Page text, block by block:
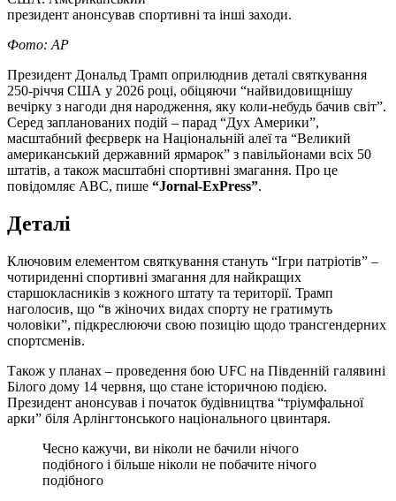
президент анонсував спортивні та інші заходи.
Фото: AP
Президент Дональд Трамп оприлюднив деталі святкування
250-річчя США у 2026 році, обіцяючи “найвидовищнішу
вечірку з нагоди дня народження, яку коли-небудь бачив світ”.
Серед запланованих подій – парад “Дух Америки”,
масштабний феєрверк на Національній алеї та “Великий
американський державний ярмарок” з павільйонами всіх 50
штатів, а також масштабні спортивні змагання. Про це
повідомляє ABC, пише “Jornal-ExPress”.
Деталі
Ключовим елементом святкування стануть “Ігри патріотів” –
чотириденні спортивні змагання для найкращих
старшокласників з кожного штату та території. Трамп
наголосив, що “в жіночих видах спорту не гратимуть
чоловіки”, підкреслюючи свою позицію щодо трансгендерних
спортсменів.
Також у планах – проведення бою UFC на Південній галявині
Білого дому 14 червня, що стане історичною подією.
Президент анонсував і початок будівництва “тріумфальної
арки” біля Арлінгтонського національного цвинтаря.
Чесно кажучи, ви ніколи не бачили нічого
подібного і більше ніколи не побачите нічого
подібного